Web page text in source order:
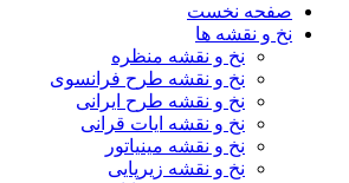
صفحه نخست
نخ و نقشه ها
نخ و نقشه منظره
نخ و نقشه طرح فرانسوی
نخ و نقشه طرح ایرانی
نخ و نقشه ایات قرانی
نخ و نقشه مینیاتور
نخ و نقشه زیرپایی